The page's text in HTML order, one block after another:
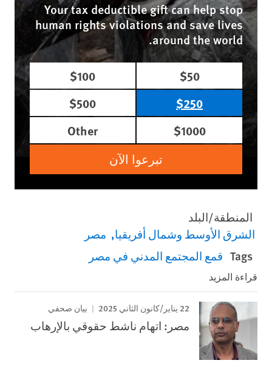
Your tax deductible gift can help stop
human rights violations and save lives
around the world.
$50
$100
$250
$500
$1000
Other
تبرعوا الآن
المنطقة/البلد
الشرق الأوسط وشمال أفريقيا مصر
Tags قمع المجتمع المدني في مصر
قراءة المزيد
22 يناير/كانون الثاني 2025 بيان صحفي
مصر: اتهام ناشط حقوقي بالإرهاب